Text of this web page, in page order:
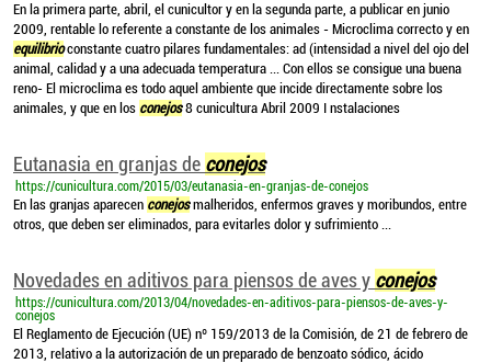
En la primera parte, abril, el cunicultor y en la segunda parte, a publicar en junio
2009, rentable lo referente a constante de los animales - Microclima correcto y en
equilibrioconstante cuatro pilares fundamentales: ad (intensidad a nivel del ojo del
animal, calidad y a una adecuada temperatura ... Con ellos se consigue una buena
reno- El microclima es todo aquel ambiente que incide directamente sobre los
animales, y que en los conejos8 cunicultura Abril 2009 I nstalaciones
Eutanasia en granjas de conejos
https://cunicultura.com/2015/03/eutanasia-en-granjas-de-conejos
En las granjas aparecen conejosmalheridos, enfermos graves y moribundos, entre
otros, que deben ser eliminados, para evitarles dolor y sufrimiento ...
Novedades en aditivos para piensos de aves y conejos
https://cunicultura.com/2013/04/novedades-en-aditivos-para-piensos-de-aves-y-
conejos
El Reglamento de Ejecución (UE) nº 159/2013 de la Comisión, de 21 de febrero de
2013, relativo a la autorización de un preparado de benzoato sódico, ácido